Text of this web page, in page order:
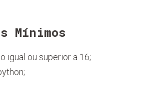
Mínimos
igual ou superior a 16;